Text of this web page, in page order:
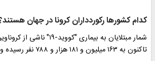
کدام کشورها رکوردداران کرونا در جهان
شمار مبتلایان به بیماری
تاکنون به ۱۶۳ میلیون و ۱۸۱ هزار و ۷۸۸ نفر رسیده و…